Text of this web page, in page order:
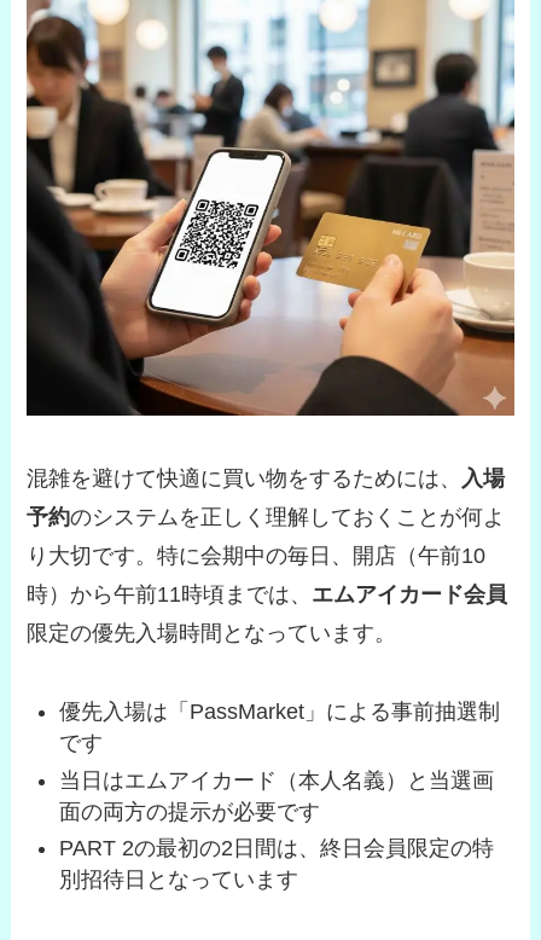
混雑を避けて快適に買い物をするためには、 入場
予約のシステムを正しく理解しておくことが何よ
り大切です。特に会期中の毎日、開店（午前10
時）から午前11時頃までは、 エムアイカード会員
限定の優先入場時間となっています。
優先入場は「PassMarket」による事前抽選制
です
当日はエムアイカード（本人名義）と当選画
面の両方の提示が必要です
PART 2の最初の2日間は、終日会員限定の特
別招待日となっています